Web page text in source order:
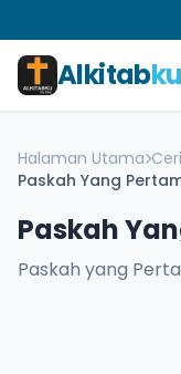
Alkitabku
Halaman Utama
Paskah Yang
Paskah
Paskah yang